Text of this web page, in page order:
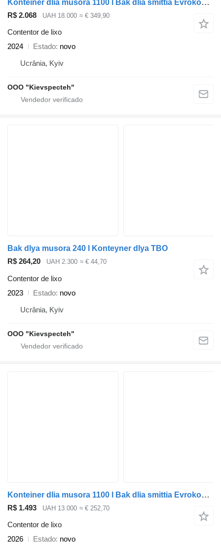
Konteiner dlia musora 1100 l Bak dlia smittia Evrokonteiner 1.1 m3
R$ 2.068 UAH 18.000 ≈ € 349,90
Contentor de lixo
2024
Estado novo
Ucrânia, Kyiv
OOO "Kievspecteh"
Bak dlya musora 240 l Konteyner dlya TBO
R$ 264,20
UAH 2.300 ≈ € 44,70
Contentor de lixo
2023
Estado novo
Ucrânia, Kyiv
OOO "Kievspecteh"
Konteiner dlia musora 1100 l Bak dlia smittia Evrokonteiner dlia TBO
R$ 1.493 UAH 13.000 ≈ € 252,70
Contentor de lixo
2026
Estado novo